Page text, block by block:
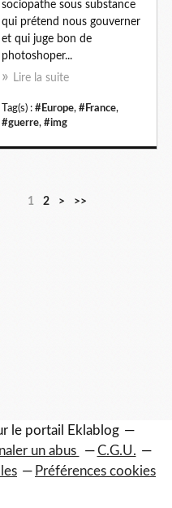
sociopathe sous substance
qui prétend nous gouverner
et qui juge bon de
photoshoper...
Lire la suite
Tag(s) : #Europe, #France,
#guerre, #img
1 2 > >>
le portail Eklablog
un abus
C.G.U.
Préférences cookies